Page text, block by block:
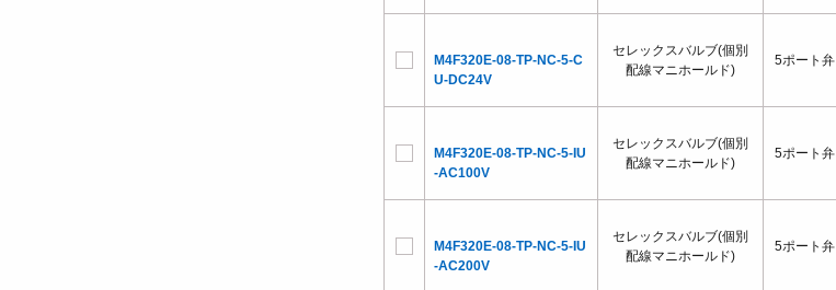
M4F320E-08-TP-NC-5-C
U-DC24V
M4F320E-08-TP-NC-5-IU
-AC100V
M4F320E-08-TP-NC-5-IU
-AC200V
セレックスバルブ(個別
配線マニホールド)
5ポート弁
セレックスバルブ(個別
配線マニホールド)
5ポート弁
セレックスバルブ(個別
配線マニホールド)
5ポート弁